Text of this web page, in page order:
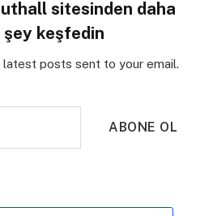
sitesinden daha
keşfedin
posts sent to your email.
ABONE OL